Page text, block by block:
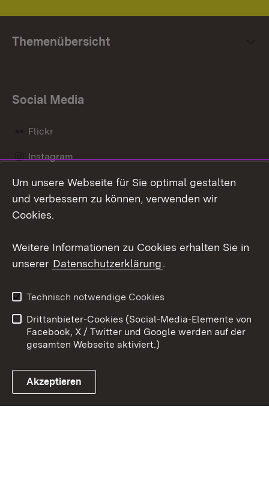
Themenübersicht
Social Media
Flickr
Instagram
Social Wall
Link zum Landesportal
Barrierefreiheit
Benutzungshinweise
Impressum
Cookies
Um unsere Webseite für Sie optimal gestalten
und verbessern zu können, verwenden wir
Cookies.
Weitere Informationen zu Cookies erhalten Sie in
unserer Datenschutzerklärung.
Technisch notwendige Cookies
Drittanbieter-Cookies (Social-Media-Elemente von
Facebook, X / Twitter und Google werden auf der
gesamten Webseite aktiviert.)
Akzeptieren